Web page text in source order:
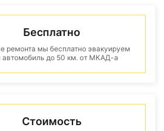
Бесплатно
ремонта мы бесплатно эвакуируем
автомобиль до 50 км. от МКАД-а
Стоимость